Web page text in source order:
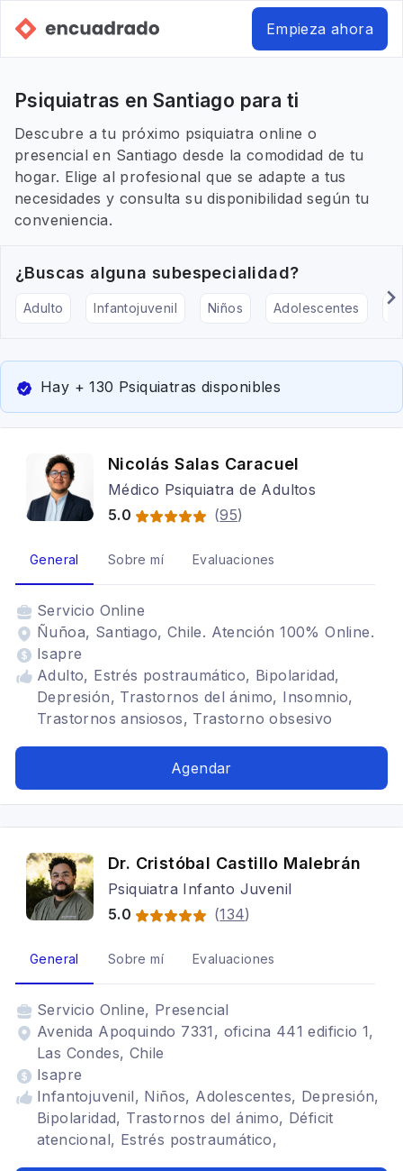
Empieza ahora
Psiquiatras en Santiago para ti
Descubre a tu próximo psiquiatra online o
presencial en Santiago desde la comodidad de tu
hogar. Elige al profesional que se adapte a tus
necesidades y consulta su disponibilidad según tu
conveniencia.
¿Buscas alguna subespecialidad?
Adulto Infantojuvenil Niños Adolescentes
Hay + 130 Psiquiatras disponibles
Nicolás Salas Caracuel
Médico Psiquiatra de Adultos
5.0
(95)
General Sobre mí Evaluaciones
Servicio Online
Ñuñoa, Santiago, Chile. Atención 100% Online.
Isapre
Adulto, Estrés postraumático, Bipolaridad,
Depresión, Trastornos del ánimo, Insomnio,
Trastornos ansiosos, Trastorno obsesivo
atencional, Somatización, Ansiedad, Trastornos
Agendar
Dr. Cristóbal Castillo Malebrán
Psiquiatra Infanto Juvenil
5.0
(134)
General Sobre mí Evaluaciones
Servicio Online, Presencial
Avenida Apoquindo 7331, oficina 441 edificio 1,
Las Condes, Chile
Isapre
Infantojuvenil, Niños, Adolescentes, Depresión,
Bipolaridad, Trastornos del ánimo, Déficit
atencional, Estrés postraumático,